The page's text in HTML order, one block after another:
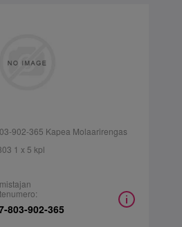
902-365 Kapea Molaarirengas
1 x 5 kpl
803-902-365